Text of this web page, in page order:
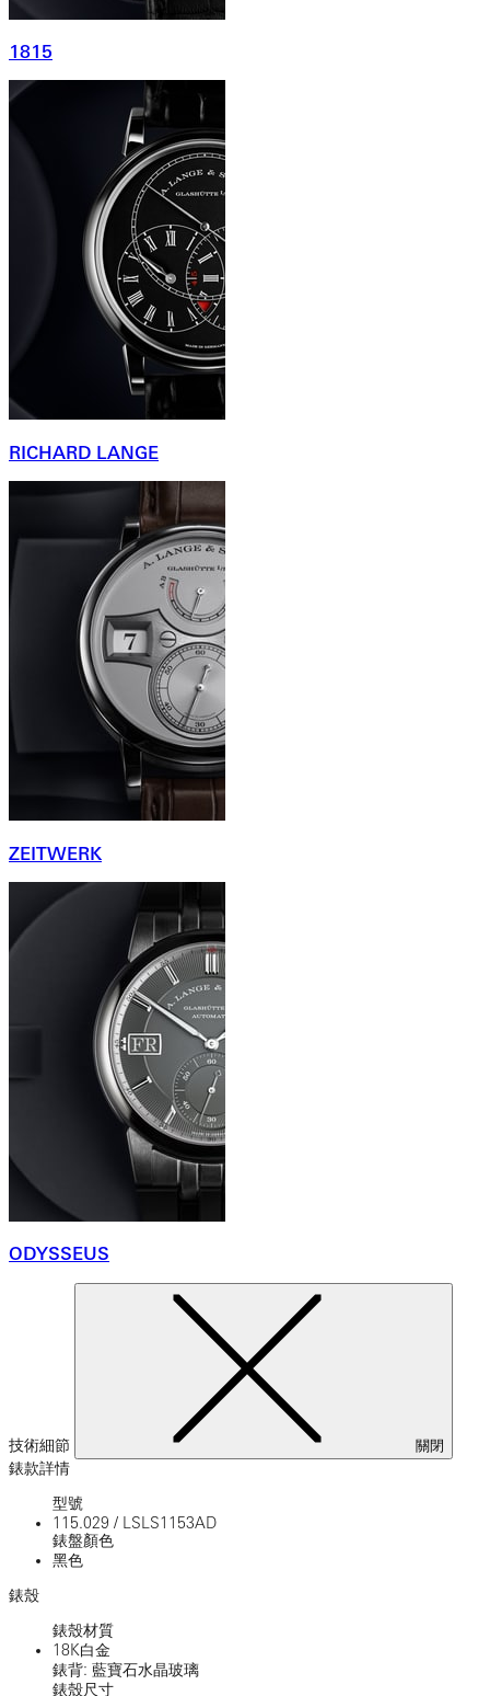
1815
RICHARD LANGE
ZEITWERK
ODYSSEUS
技術細節 關閉
錶款詳情
型號
115.029 /
LSLS1153AD
錶盤顏色
黑色
錶殼
錶殼材質
18K白金
錶背: 藍寶石水晶玻璃
錶殼尺寸